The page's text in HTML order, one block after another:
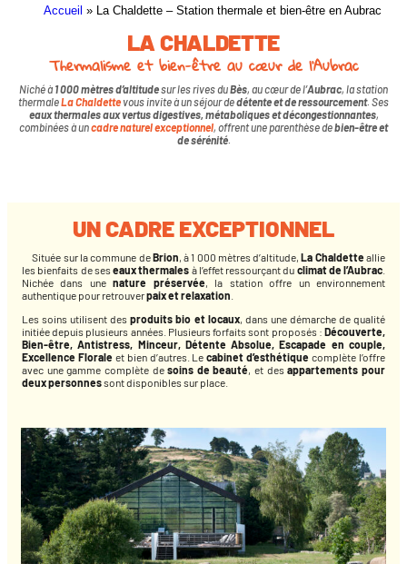
Accueil » La Chaldette – Station thermale et bien-être en Aubrac
LA CHALDETTE
Thermalisme et bien-être au cœur de l’Aubrac
Niché à 1 000 mètres d’altitudesur les rives duBès, au cœur de l’Aubrac, la station
thermaleLa Chaldette vous invite à un séjour dedétente et de ressourcement. Ses
eaux thermales aux vertus digestives, métaboliques et décongestionnantes,
combinées à uncadre naturel exceptionnel, offrent une parenthèse debien-être et
de sérénité.
UN CADRE EXCEPTIONNEL
Située sur la commune deBrion, à 1 000 mètres d’altitude,La Chaldette allie
les bienfaits de seseaux thermales à l’effet ressourçant du climat de l’Aubrac
Nichée dans unenature préservée, la station offre un environnement
authentique pour retrouverpaix et relaxation
Les soins utilisent desproduits bio et locaux, dans une démarche de qualité
initiée depuis plusieurs années. Plusieurs forfaits sont proposés : Découverte,
Bien-être, Antistress, Minceur, Détente Absolue, Escapade en couple,
Excellence Florale et bien d’autres. Lecabinet d’esthétique complète l’offre
avec une gamme complète desoins de beauté, et desappartements pour
deux personnessont disponibles sur place.